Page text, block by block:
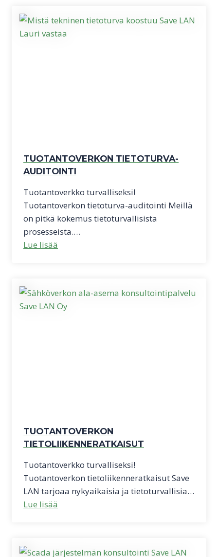
TUOTANTOVERKON TIETOTURVA-
AUDITOINTI
Tuotantoverkko turvalliseksi!
Tuotantoverkon tietoturva-auditointi Meillä
on pitkä kokemus tietoturvallisista
prosesseista.…
Lue lisää
TUOTANTOVERKON
TIETOLIIKENNERATKAISUT
Tuotantoverkko turvalliseksi!
Tuotantoverkon tietoliikenneratkaisut Save
LAN tarjoaa nykyaikaisia ja tietoturvallisia…
Lue lisää